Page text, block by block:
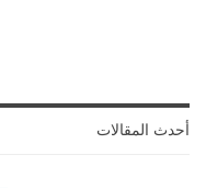
أحدث المقالات